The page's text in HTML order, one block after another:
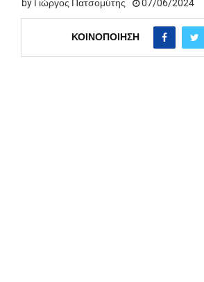
by Γιώργος Πατσομύτης 07/06/2024
ΚΟΙΝΟΠΟΊΗΣΗ